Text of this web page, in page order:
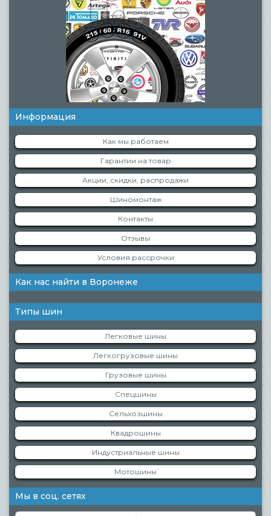
Информация
Как мы работаем
Гарантии на товар
Акции, скидки, распродажи
Шиномонтаж
Контакты
Отзывы
Условия рассрочки
Как нас найти в Воронеже
Типы шин
Легковые шины
Легкогрузовые шины
Грузовые шины
Спецшины
Сельхозшины
Квадрошины
Индустриальные шины
Мотошины
Мы в соц. сетях